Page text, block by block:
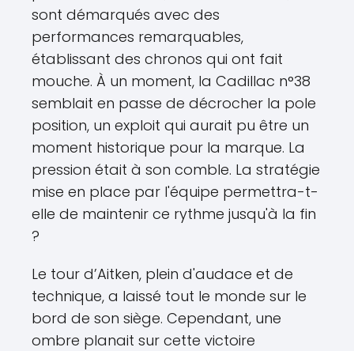
sont démarqués avec des
performances remarquables,
établissant des chronos qui ont fait
mouche. À un moment, la Cadillac n°38
semblait en passe de décrocher la pole
position, un exploit qui aurait pu être un
moment historique pour la marque. La
pression était à son comble. La stratégie
mise en place par l'équipe permettra-t-
elle de maintenir ce rythme jusqu'à la fin
?
Le tour d’Aitken, plein d'audace et de
technique, a laissé tout le monde sur le
bord de son siège. Cependant, une
ombre planait sur cette victoire